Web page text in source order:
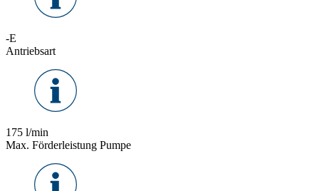
-E
Antriebsart
175 l/min
Max. Förderleistung Pumpe